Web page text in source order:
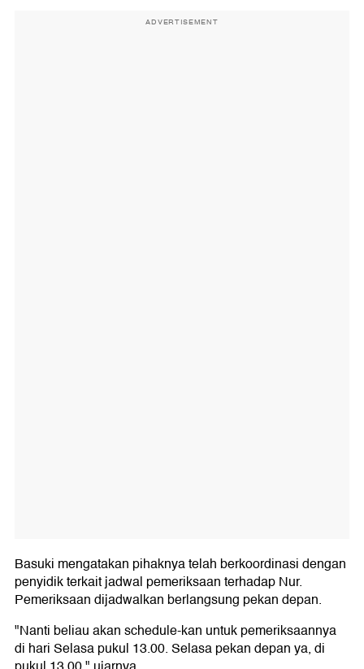
ADVERTISEMENT
Basuki mengatakan pihaknya telah berkoordinasi dengan
penyidik terkait jadwal pemeriksaan terhadap Nur.
Pemeriksaan dijadwalkan berlangsung pekan depan.
"Nanti beliau akan schedule-kan untuk pemeriksaannya
di hari Selasa pukul 13.00. Selasa pekan depan ya, di